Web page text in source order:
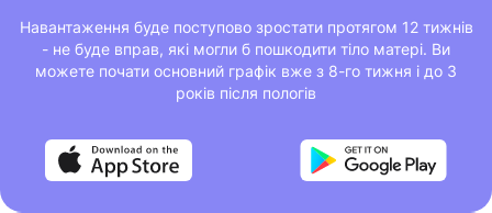
Навантаження буде поступово зростати протягом 12 тижнів
- не буде вправ, які могли б пошкодити тіло матері. Ви
можете почати основний графік вже з 8-го тижня і до 3
років після пологів